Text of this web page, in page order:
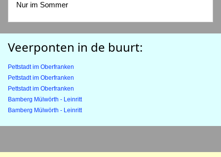
Nur im Sommer
Veerponten in de buurt:
Pettstadt im Oberfranken
Pettstadt im Oberfranken
Pettstadt im Oberfranken
Bamberg Mülwörth - Leinritt
Bamberg Mülwörth - Leinritt